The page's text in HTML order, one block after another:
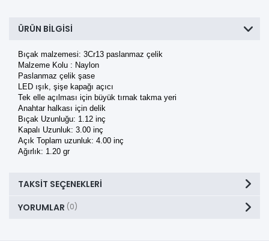
ÜRÜN BILGISI
Bıçak malzemesi: 3Cr13 paslanmaz çelik
Malzeme Kolu : Naylon
Paslanmaz çelik şase
LED ışık şişe kapağı açıcı
Tek elle açılması için büyük tırnak takma yeri
Anahtar halkası için delik
Bıçak Uzunluğu: 1.12 inç
Kapalı Uzunluk: 3.00 inç
Açık Toplam uzunluk: 4.00 inç
Ağırlık: 1.20 gr
TAKSIT SEÇENEKLERI
YORUMLAR (0)